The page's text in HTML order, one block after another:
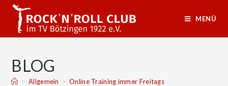
MENÜ
BLOG
> Allgemein > Online Training immer Freitags